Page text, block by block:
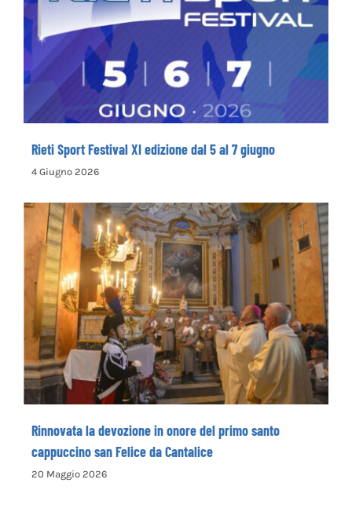
Rieti Sport Festival XI edizione dal 5 al 7
Rieti Sport Festival XI edizione dal 5 al 7 giugno
4 Giugno 2026
Rinnovata la devozione in onore del primo
santo cappuccino san Felice da Cantalice
Rinnovata la devozione in onore del primo santo
cappuccino san Felice da Cantalice
20 Maggio 2026